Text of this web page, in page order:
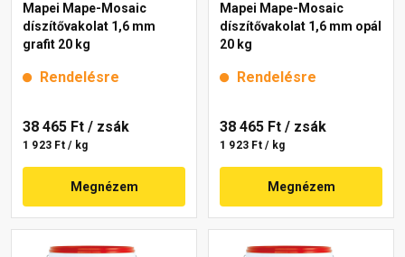
Mapei Mape-Mosaic
díszítővakolat 1,6 mm
grafit 20 kg
Rendelésre
38 465 Ft / zsák
1 923 Ft / kg
Megnézem
Mapei Mape-Mosaic
díszítővakolat 1,6 mm opál
20 kg
Rendelésre
38 465 Ft / zsák
1 923 Ft / kg
Megnézem